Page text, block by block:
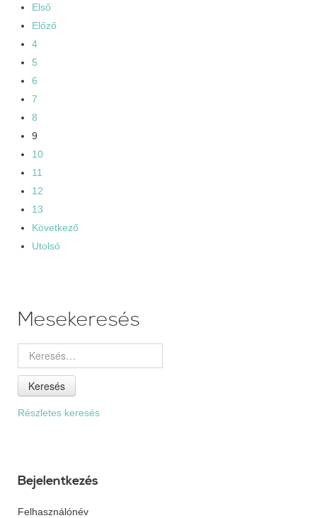
Első
Előző
4
5
6
7
8
9
10
11
12
13
Következő
Utolsó
Mesekeresés
Keresés
Részletes keresés
Bejelentkezés
Felhasználónév